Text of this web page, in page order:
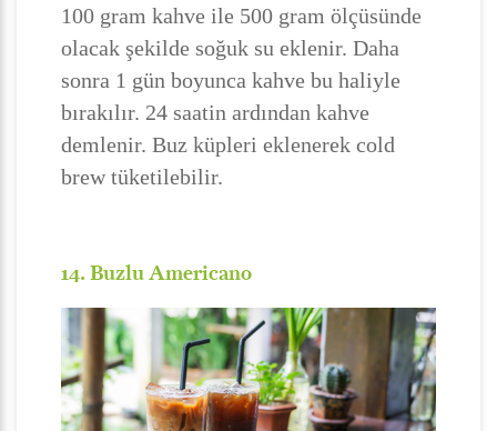
100 gram kahve ile 500 gram ölçüsünde
olacak şekilde soğuk su eklenir. Daha
sonra 1 gün boyunca kahve bu haliyle
bırakılır. 24 saatin ardından kahve
demlenir. Buz küpleri eklenerek cold
brew tüketilebilir.
14. Buzlu Americano